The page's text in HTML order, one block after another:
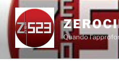
Salta
contenuto
Quando